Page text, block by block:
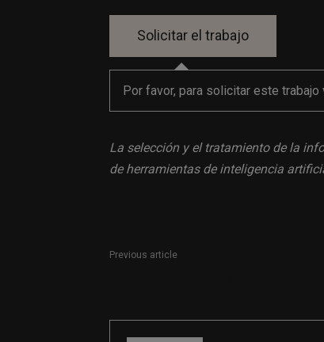
Por favor, para solicitar este trabajo
La selección y el tratamiento de la
de herramientas de inteligencia
Previous article